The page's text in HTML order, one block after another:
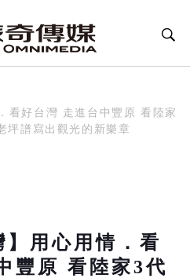
看好台灣 走進台中豐原 看陸家
坪譜寫出觀光的新樂章
】用心用情．看
豐原 看陸家3代